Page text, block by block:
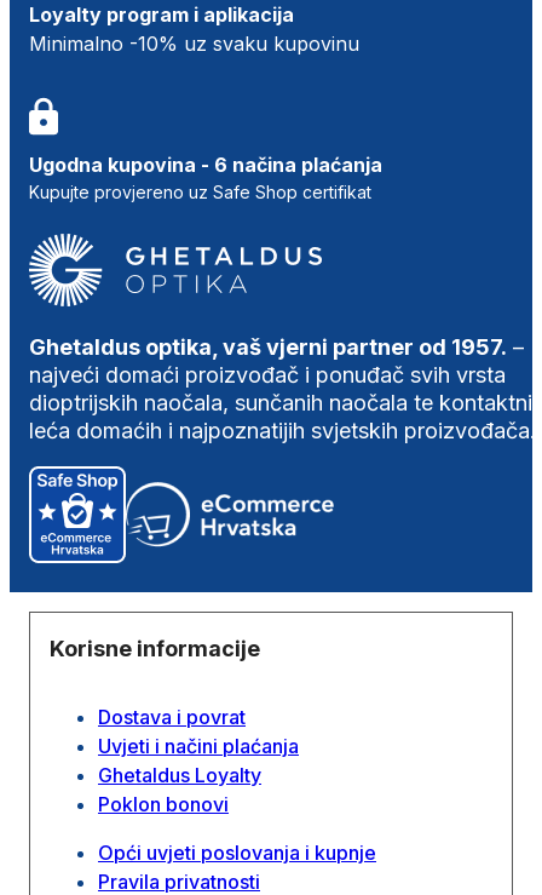
Loyalty program i aplikacija
Minimalno -10% uz svaku kupovinu
Ugodna kupovina - 6 načina plaćanja
Kupujte provjereno uz Safe Shop certifikat
Ghetaldus optika, vaš vjerni partner od 1957. –
najveći domaći proizvođač i ponuđač svih vrsta
dioptrijskih naočala, sunčanih naočala te
leća domaćih i najpoznatijih svjetskih proizvođača.
Korisne informacije
Dostava i povrat
Uvjeti i načini plaćanja
Ghetaldus Loyalty
Poklon bonovi
Opći uvjeti poslovanja i kupnje
Pravila privatnosti